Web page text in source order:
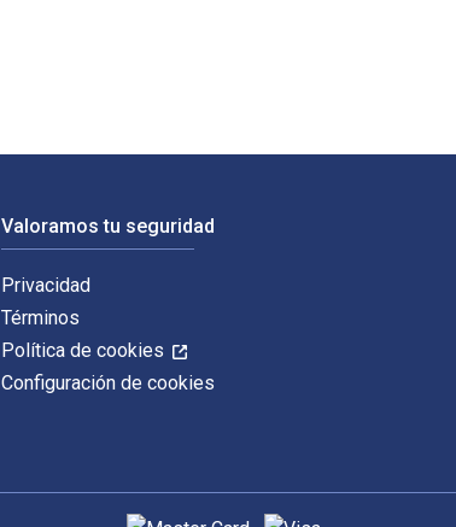
Valoramos tu seguridad
Privacidad
Términos
Política de cookies
Configuración de cookies